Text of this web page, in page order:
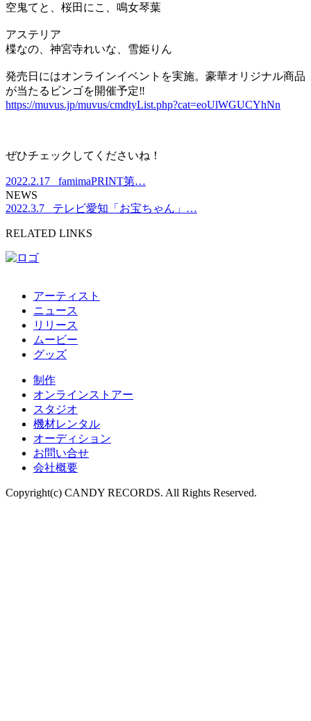
空鬼てと、桜田にこ、鳴女琴葉
アステリア
楪なの、神宮寺れいな、雪姫りん
発売日にはオンラインイベントを実施。豪華オリジナル商品
が当たるビンゴを開催予定‼️
https://muvus.jp/muvus/cmdtyList.php?cat=eoUlWGUCYhNn
ぜひチェックしてくださいね！
2022.2.17 famimaPRINT第…
NEWS
2022.3.7 テレビ愛知「お宝ちゃん」…
RELATED LINKS
アーティスト
ニュース
リリース
ムービー
グッズ
制作
オンラインストアー
スタジオ
機材レンタル
オーディション
お問い合せ
会社概要
Copyright(c) CANDY RECORDS. All Rights Reserved.